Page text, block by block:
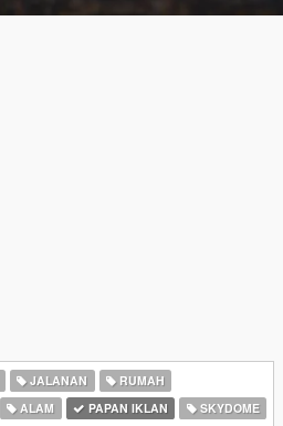
JALANAN
RUMAH
ALAM PAPAN IKLAN
SKYDOME